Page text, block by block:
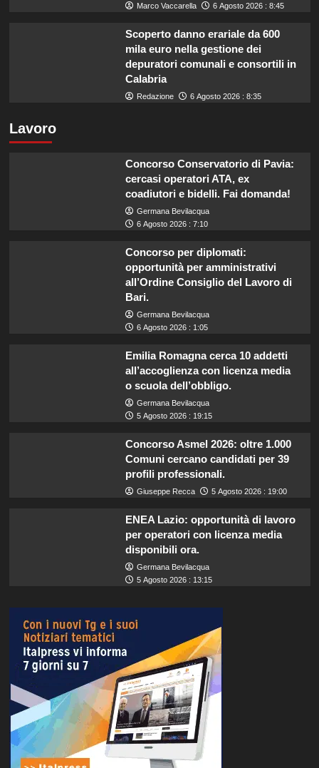
Marco Vaccarella 6 Agosto 2026 : 8:45
Scoperto danno erariale da 600
mila euro nella gestione dei
depuratori comunali e consortili in
Calabria
Redazione 6 Agosto 2026 : 8:35
Lavoro
Concorso Conservatorio di Pavia:
cercasi operatori ATA, ex
coadiutori e bidelli. Fai domanda!
Germana Bevilacqua
6 Agosto 2026 : 7:10
Concorso per diplomati:
opportunità per amministrativi
all’Ordine Consiglio del Lavoro di
Bari.
Germana Bevilacqua
6 Agosto 2026 : 1:05
Emilia Romagna cerca 10 addetti
all’accoglienza con licenza media
o scuola dell’obbligo.
Germana Bevilacqua
5 Agosto 2026 : 19:15
Concorso Asmel 2026: oltre 1.000
Comuni cercano candidati per 39
profili professionali.
Giuseppe Recca 5 Agosto 2026 : 19:00
ENEA Lazio: opportunità di lavoro
per operatori con licenza media
disponibili ora.
Germana Bevilacqua
5 Agosto 2026 : 13:15